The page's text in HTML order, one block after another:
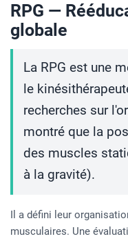
RPG —
globale
La RPG est une
le
recherches sur
montré que la
des muscles
à la gravité).
Il a défini leur
musculaires. Une